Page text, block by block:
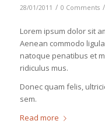
28/01/2011 / 0 Comments /
Lorem ipsum dolor sit
Aenean commodo
natoque penatibus et
ridiculus mus.
Donec quam felis,
sem.
Read more